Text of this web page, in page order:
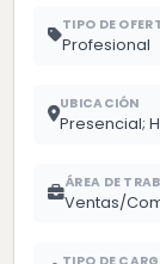
TIPO DE
Profesional
UBICACIÓN
Presencial;
ÁREA DE
Ventas/